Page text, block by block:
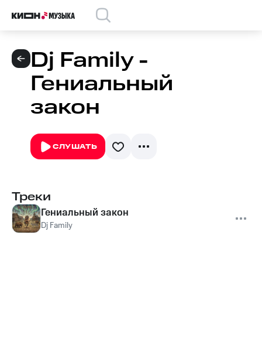
Dj Family -
Гениальный
закон
СЛУШАТЬ
Треки
Гениальный закон
Dj Family